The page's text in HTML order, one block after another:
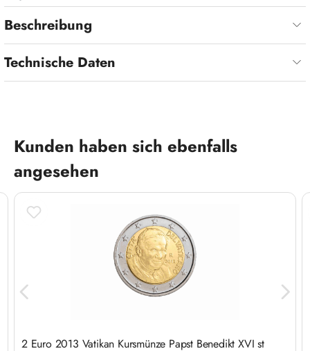
Beschreibung
Technische Daten
Produktgalerie überspringen
Kunden haben sich ebenfalls
angesehen
2 Euro 2013 Vatikan Kursmünze Papst Benedikt XVI st